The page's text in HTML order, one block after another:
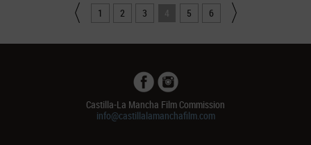
1 2 3 4 5 6
Castilla-La Mancha Film Commission
info@castillalamanchafilm.com